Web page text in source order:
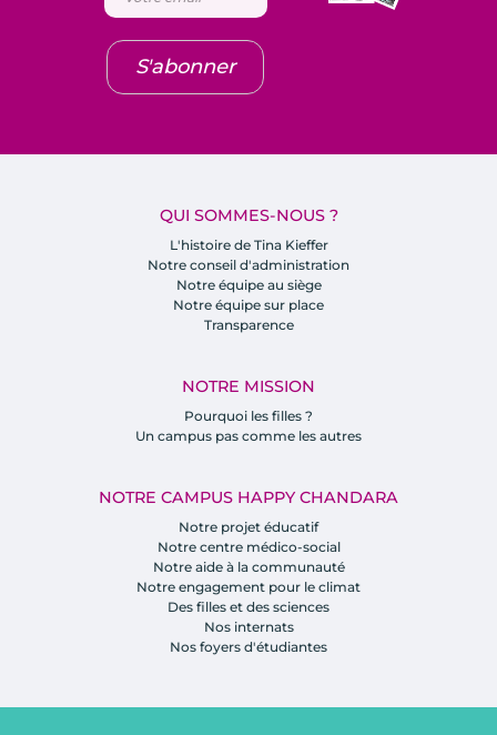
QUI SOMMES-NOUS ?
L'histoire de Tina Kieffer
Notre conseil d'administration
Notre équipe au siège
Notre équipe sur place
Transparence
NOTRE MISSION
Pourquoi les filles ?
Un campus pas comme les autres
NOTRE CAMPUS HAPPY CHANDARA
Notre projet éducatif
Notre centre médico-social
Notre aide à la communauté
Notre engagement pour le climat
Des filles et des sciences
Nos internats
Nos foyers d'étudiantes
S'abonner